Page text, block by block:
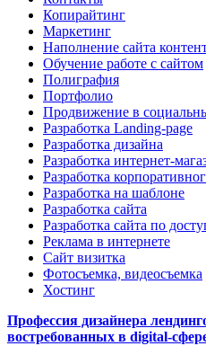
Копирайтинг
Маркетинг
Наполнение сайта
Обучение работе с сайтом
Полиграфия
Портфолио
Продвижение в
Разработка Landing-page
Разработка дизайна
Разработка интернет-
Разработка
Разработка на шаблоне
Разработка сайта
Разработка сайта по
Реклама в интернете
Сайт визитка
Фотосъемка, видеосъемка
Хостинг
Профессия дизайнера
востребованных в digital-